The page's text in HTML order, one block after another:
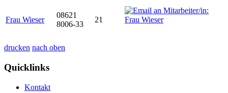
Frau Wieser
08621
8006-33
21
drucken nach oben
Quicklinks
Kontakt